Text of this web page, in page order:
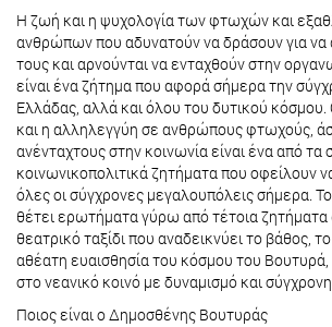
Η ζωή και η ψυχολογία των φτωχών και
ανθρώπων που αδυνατούν να δράσουν για
τους και αρνούνται να ενταχθούν στην
είναι ένα ζήτημα που αφορά σήμερα την
Ελλάδας, αλλά και όλου του δυτικού
και η αλληλεγγύη σε ανθρώπους φτωχούς,
ανένταχτους στην κοινωνία είναι ένα από τα
κοινωνικοπολιτικά ζητήματα που οφείλουν
όλες οι σύγχρονες μεγαλουπόλεις σήμερα.
θέτει ερωτήματα γύρω από τέτοια
θεατρικό ταξίδι που αναδεικνύει το βάθος,
αθέατη ευαισθησία του κόσμου του Βουτυρά,
στο νεανικό κοινό με δυναμισμό και
Ποιος είναι ο Δημοσθένης Βουτυράς